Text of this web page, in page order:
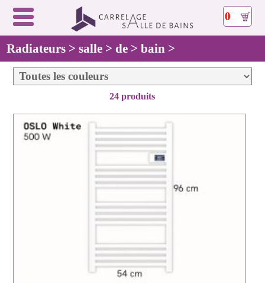
0
Radiateurs > salle > de > bain >
24 produits